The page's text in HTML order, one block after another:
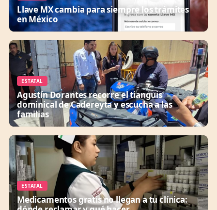
Llave MX cambia para siempre los trámites
en México
ESTATAL
Agustín Dorantes recorre el tianguis
dominical de Cadereyta y escucha a las
familias
ESTATAL
Medicamentos gratis no llegan a tu clínica: